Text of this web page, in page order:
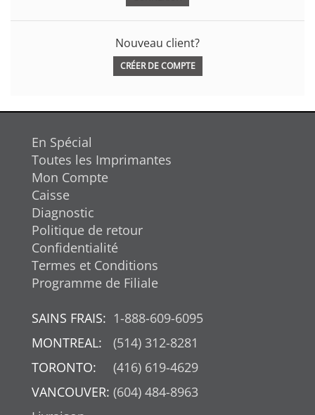
Nouveau client?
CRÉER DE COMPTE
En Spécial
Toutes les Imprimantes
Mon Compte
Caisse
Diagnostic
Politique de retour
Confidentialité
Termes et Conditions
Programme de Filiale
SAINS FRAIS: 1-888-609-6095
MONTREAL:
(514) 312-8281
TORONTO:
(416) 619-4629
VANCOUVER: (604) 484-8963